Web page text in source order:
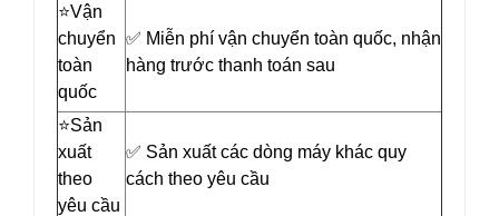
⭐️Vận
chuyển
toàn
quốc
✅ Miễn phí vận chuyển toàn quốc, nhận
hàng trước thanh toán sau
⭐️Sản
xuất
theo
yêu cầu
✅ Sản xuất các dòng máy khác quy
cách theo yêu cầu